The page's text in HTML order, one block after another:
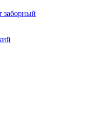
заборный